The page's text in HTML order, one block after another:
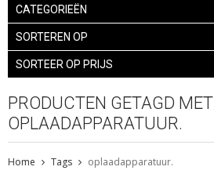
CATEGORIEËN
SORTEREN OP
SORTEER OP PRIJS
PRODUCTEN GETAGD MET
OPLAADAPPARATUUR.
Home Tags oplaadapparatuur.